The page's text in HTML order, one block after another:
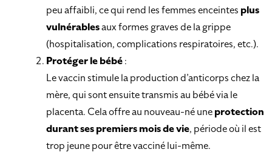
peu affaibli, ce qui rend les femmes enceintes plus
vulnérablesaux formes graves de la grippe
(hospitalisation, complications respiratoires, etc.).
Protéger le bébé:
Le vaccin stimule la production d’anticorps chez la
mère, qui sont ensuite transmis au bébé via le
placenta. Cela offre au nouveau-né uneprotection
durant ses premiers mois de vie, période où il est
trop jeune pour être vacciné lui-même.